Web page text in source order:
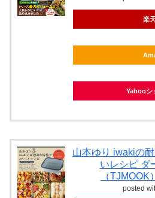
楽
Yahooシ
山本ゆり iwakiの
いレシピ ダ
（TJMOOK
posted